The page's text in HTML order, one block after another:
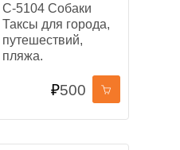
С-5104 Собаки
Таксы для города,
путешествий,
пляжа.
₽500